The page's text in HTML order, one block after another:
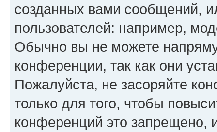
созданных вами сообщений,
пользователей: например,
Обычно вы не можете
конференции, так как они
Пожалуйста, не засоряйте
только для того, чтобы
конференций это запрещено,